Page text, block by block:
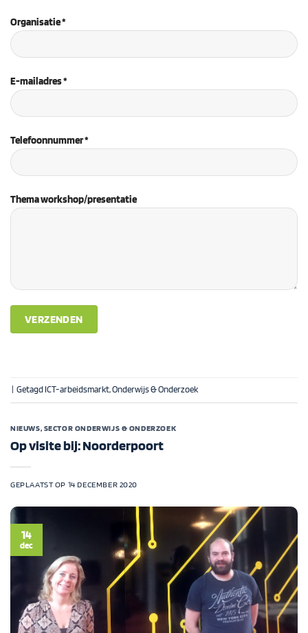
Organisatie *
E-mailadres *
Telefoonnummer *
Thema workshop/presentatie
| GetagdICT-arbeidsmarkt,Onderwijs & Onderzoek
NIEUWS, SECTOR ONDERWIJS & ONDERZOEK
Op visite bij: Noorderpoort
GEPLAATST OP 14 DECEMBER 2020
14
dec